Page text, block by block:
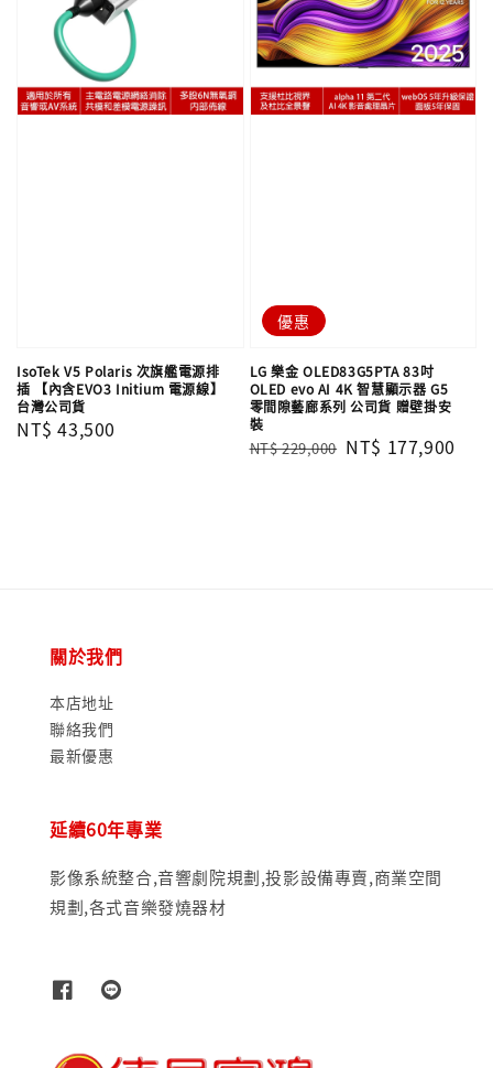
IsoTek V5 Polaris 次旗艦電源排
插 【內含EVO3 Initium 電源線】
台灣公司貨
Regular
NT$ 43,500
優惠
LG 樂金 OLED83G5PTA 83吋
OLED evo AI 4K 智慧顯示器 G5
零間隙藝廊系列 公司貨 贈壁掛安
裝
Regular
NT$ 229,000 Sale
NT$ 177,900
關於我們
本店地址
聯絡我們
最新優惠
延續60年專業
影像系統整合,音響劇院規劃,投影設備專賣,商業空間
規劃,各式音樂發燒器材